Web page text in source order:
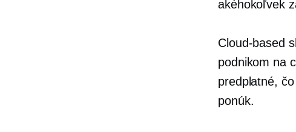
akéhokoľvek
Cloud-based
podnikom na
predplatné,
ponúk.